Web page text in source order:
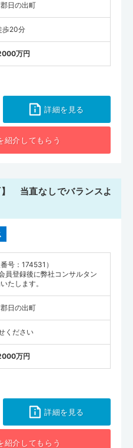
日の出町
歩20分
万円
詳細を見る
紹介してもらう
】 当直なしでバランスよ
号：174531）
員登録後に弊社コンサルタン
たします。
日の出町
ください
万円
詳細を見る
紹介してもらう